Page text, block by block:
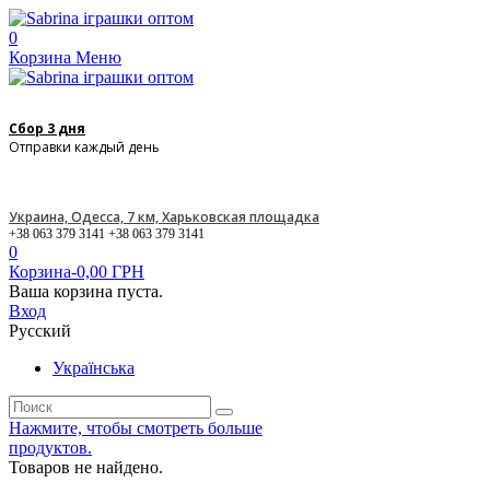
0
Корзина Меню
Сбор 3 дня
Отправки каждый день
Украина, Одесса, 7 км, Харьковская площадка
+38 063 379 3141 +38 063 379 3141
0
Корзина-0,00 ГРН
Ваша корзина пуста.
Вход
Русский
Українська
Нажмите, чтобы смотреть больше
продуктов.
Товаров не найдено.